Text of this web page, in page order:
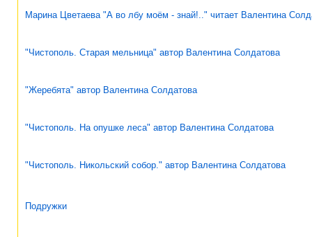
Марина Цветаева "А во лбу моём - знай!.." читает Валентина
"Чистополь. Старая мельница" автор Валентина Солдатова
"Жеребята" автор Валентина Солдатова
"Чистополь. На опушке леса" автор Валентина Солдатова
"Чистополь. Никольский собор." автор Валентина Солдатова
Подружки